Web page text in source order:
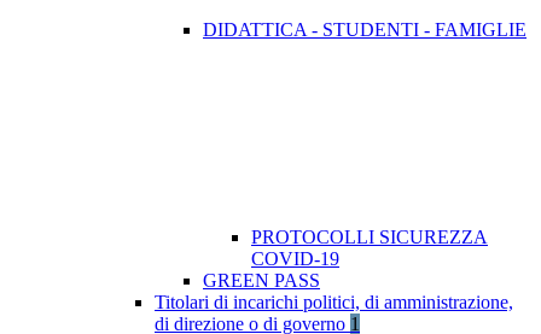
DIDATTICA - STUDENTI - FAMIGLIE
PROTOCOLLI SICUREZZA
COVID-19
GREEN PASS
Titolari di incarichi politici, di amministrazione,
di direzione o di governo 1